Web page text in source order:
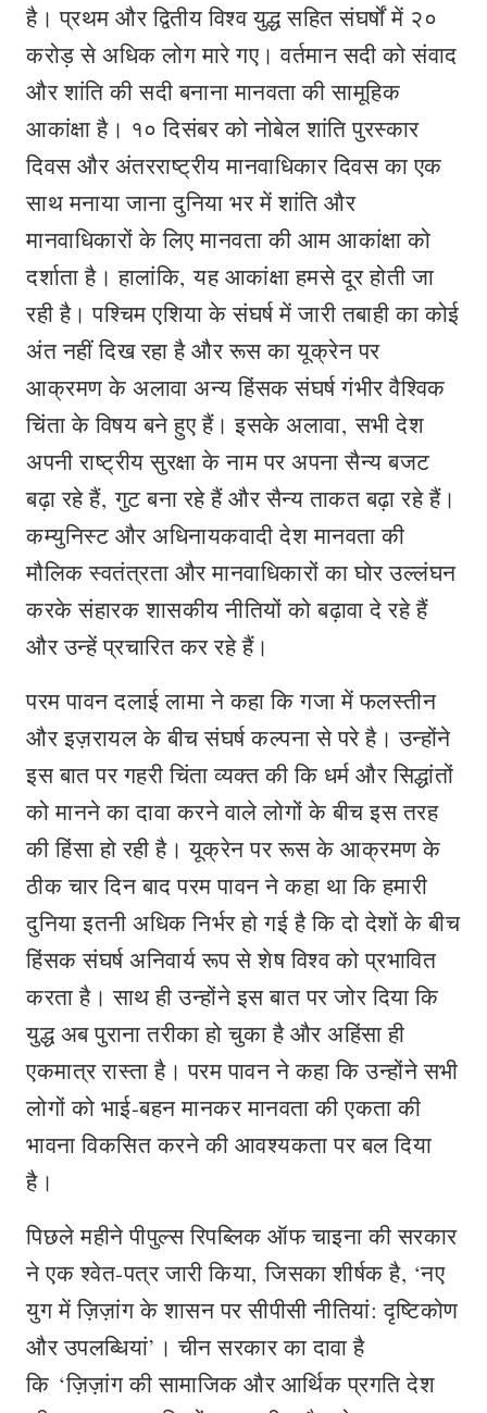
है। प्रथम और द्वितीय विश्व युद्ध सहित संघर्षों में २०
करोड़ से अधिक लोग मारे गए। वर्तमान सदी को संवाद
और शांति की सदी बनाना मानवता की सामूहिक
आकांक्षा है। १० दिसंबर को नोबेल शांति पुरस्कार
दिवस और अंतरराष्ट्रीय मानवाधिकार दिवस का एक
साथ मनाया जाना दुनिया भर में शांति और
मानवाधिकारों के लिए मानवता की आम आकांक्षा को
दर्शाता है। हालांकि, यह आकांक्षा हमसे दूर होती जा
रही है। पश्चिम एशिया के संघर्ष में जारी तबाही का कोई
अंत नहीं दिख रहा है और रूस का यूक्रेन पर
आक्रमण के अलावा अन्य हिंसक संघर्ष गंभीर वैश्विक
चिंता के विषय बने हुए हैं। इसके अलावा, सभी देश
अपनी राष्ट्रीय सुरक्षा के नाम पर अपना सैन्य बजट
बढ़ा रहे हैं, गुट बना रहे हैं और सैन्य ताकत बढ़ा रहे हैं।
कम्‍युनिस्‍ट और अधिनायकवादी देश मानवता की
मौलिक स्वतंत्रता और मानवाधिकारों का घोर उल्लंघन
करके संहारक शासकीय नीतियों को बढ़ावा दे रहे हैं
और उन्‍हें प्रचारित कर रहे हैं।
परम पावन दलाई लामा ने कहा कि गजा में फलस्तीन
और इज़रायल के बीच संघर्ष कल्‍पना से परे है। उन्होंने
इस बात पर गहरी चिंता व्यक्त की कि धर्म और सिद्धांतों
को मानने का दावा करने वाले लोगों के बीच इस तरह
की हिंसा हो रही है। यूक्रेन पर रूस के आक्रमण के
ठीक चार दिन बाद परम पावन ने कहा था कि हमारी
दुनिया इतनी अधिक निर्भर हो गई है कि दो देशों के बीच
हिंसक संघर्ष अनिवार्य रूप से शेष विश्व को प्रभावित
करता है। साथ ही उन्‍होंने इस बात पर जोर दिया कि
युद्ध अब पुराना तरीका हो चुका है और अहिंसा ही
एकमात्र रास्ता है। परम पावन ने कहा कि उन्होंने सभी
लोगों को भाई-बहन मानकर मानवता की एकता की
भावना विकसित करने की आवश्यकता पर बल दिया
है।
पिछले महीने पीपुल्स रिपब्लिक ऑफ चाइना की सरकार
ने एक श्वेत-पत्र जारी किया, जिसका शीर्षक है, ‘नए
युग में ज़िज़ांग के शासन पर सीपीसी नीतियां: दृष्टिकोण
और उपलब्धियां’। चीन सरकार का दावा है
कि ‘ज़िज़ांग की सामाजिक और आर्थिक प्रगति देश